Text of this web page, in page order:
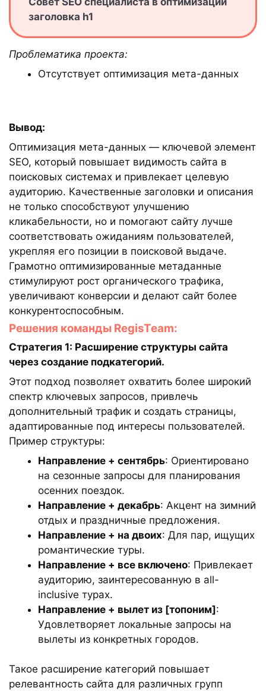
заголовка h1
Проблематика проекта:
Отсутствует оптимизация мета-данных
Вывод:
Оптимизация мета-данных — ключевой элемент
SEO, который повышает видимость сайта в
поисковых системах и привлекает целевую
аудиторию. Качественные заголовки и описания
не только способствуют улучшению
кликабельности, но и помогают сайту лучше
соответствовать ожиданиям пользователей,
укрепляя его позиции в поисковой выдаче.
Грамотно оптимизированные метаданные
стимулируют рост органического трафика,
увеличивают конверсии и делают сайт более
конкурентоспособным.
Решения команды RegisTeam:
Стратегия 1: Расширение структуры сайта
через создание подкатегорий.
Этот подход позволяет охватить более широкий
спектр ключевых запросов, привлечь
дополнительный трафик и создать страницы,
адаптированные под интересы пользователей.
Пример структуры:
Направление + сентябрь: Ориентировано
на сезонные запросы для планирования
осенних поездок.
Направление + декабрь: Акцент на зимний
отдых и праздничные предложения.
Направление + на двоих: Для пар, ищущих
романтические туры.
Направление + все включено: Привлекает
аудиторию, заинтересованную в all-
inclusive турах.
Направление + вылет из [топоним]:
Удовлетворяет локальные запросы на
вылеты из конкретных городов.
Такое расширение категорий повышает
релевантность сайта для различных групп